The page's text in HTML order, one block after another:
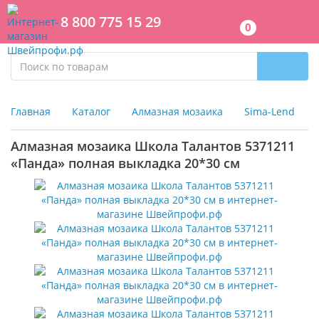
8 800 775 15 29 0
Главная Каталог Алмазная мозаика Sima-Lend
Алмазная мозаика Школа Талантов 5371211
«Панда» полная выкладка 20*30 см